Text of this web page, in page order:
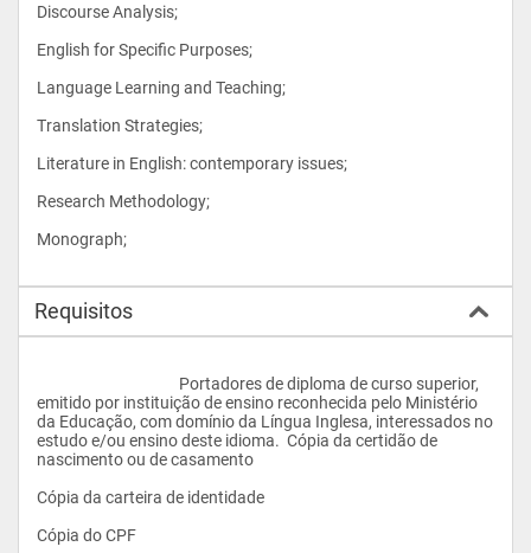
Discourse Analysis;
English for Specific Purposes;
Language Learning and Teaching;
Translation Strategies;
Literature in English: contemporary issues;
Research Methodology;
Monograph;
Requisitos
emitido por instituição de ensino reconhecida pelo Ministério
da Educação, com domínio da Língua Inglesa, interessados no
estudo e/ou ensino deste idioma.  Cópia da certidão de
nascimento ou de casamento
Cópia da carteira de identidade
Cópia do CPF